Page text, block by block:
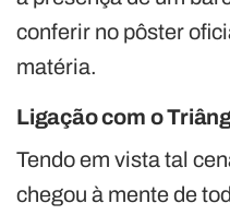
conferir no pôster
matéria.
Ligação com o
Tendo em vista tal
chegou à mente de